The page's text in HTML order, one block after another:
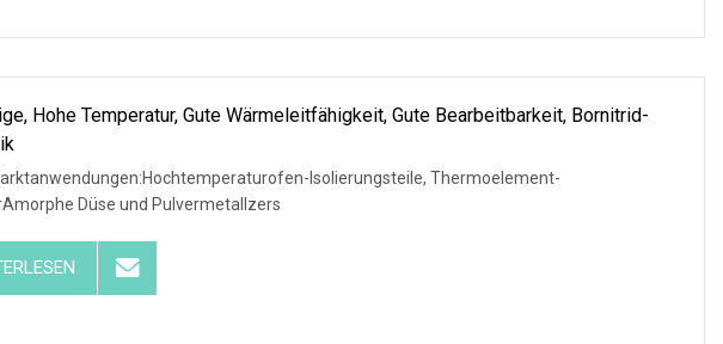
Hohe Temperatur, Gute Wärmeleitfähigkeit, Gute Bearbeitbarkeit, Bornitrid-
Isolierungsteile, Thermoelement-
Düse und Pulvermetallzers